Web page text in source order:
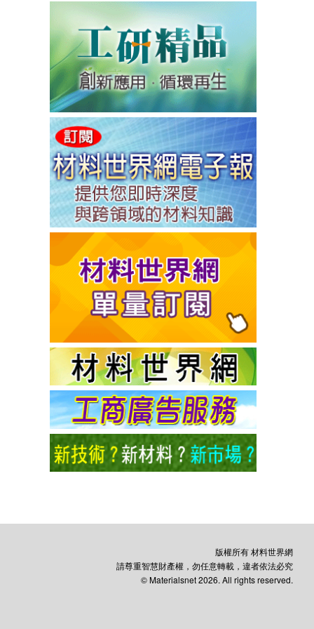
版權所有 材料世界網
請尊重智慧財產權，勿任意轉載，違者依法必究
© Materialsnet 2026. All rights reserved.